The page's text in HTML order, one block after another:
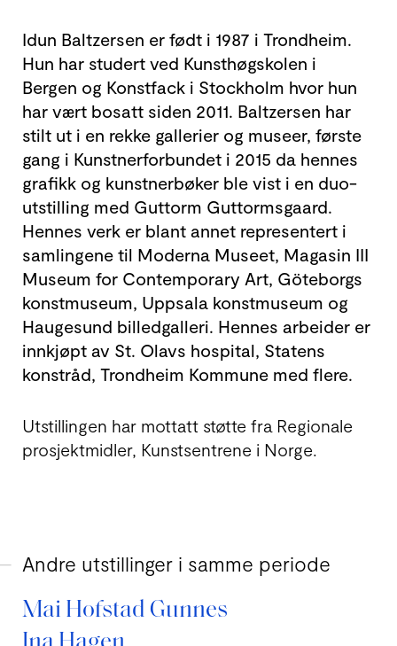
Idun Baltzersen er født i 1987 i Trondheim.
Hun har studert ved Kunst­høg­skolen i
Bergen og Konst­fack i Stock­holm hvor hun
har vært bosatt siden 2011. Baltzersen har
stilt ut i en rekke gallerier og museer, første
gang i Kunstner­forbundet i 2015 da hennes
grafikk og kunstner­bøker ble vist i en duo­
utstilling med Guttorm Guttorms­gaard.
Hennes verk er blant annet repre­sentert i
sam­lingene til Moderna Museet, Magasin III
Museum for Contem­porary Art, Göteborgs
konst­museum, Uppsala konst­museum og
Haugesund billed­galleri. Hennes arbeider er
innkjøpt av St. Olavs hospital, Statens
konst­råd, Trondheim Kommune med flere.
Utstillingen har mottatt støtte fra Regionale
prosjekt­midler, Kunstsent­rene i Norge.
Andre utstillinger i samme periode
Mai Hofstad Gunnes